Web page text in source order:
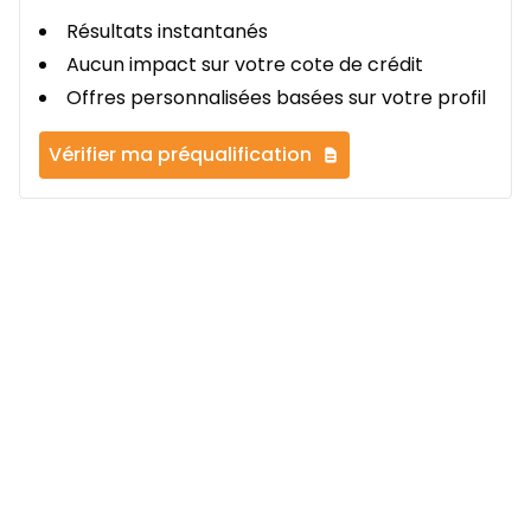
Résultats instantanés
Aucun impact sur votre cote de crédit
Offres personnalisées basées sur votre profil
Vérifier ma préqualification